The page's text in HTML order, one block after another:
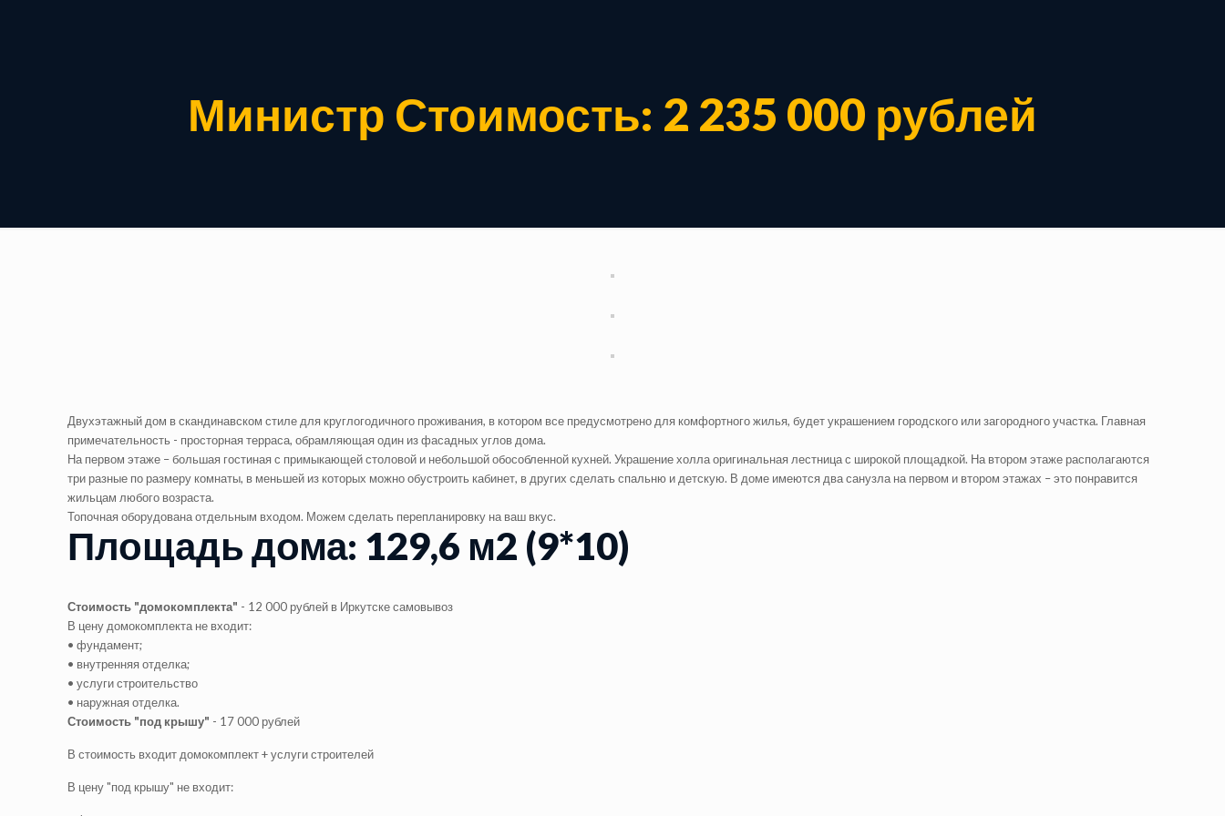
Министр Стоимость: 2 235 000 рублей
Двухэтажный дом в скандинавском стиле для круглогодичного проживания, в котором все предусмотрено для комфортного жилья, будет украшением городского или загородного участка. Главная
примечательность - просторная терраса, обрамляющая один из фасадных углов дома.
На первом этаже – большая гостиная с примыкающей столовой и небольшой обособленной кухней. Украшение холла оригинальная лестница с широкой площадкой. На втором этаже располагаются
три разные по размеру комнаты, в меньшей из которых можно обустроить кабинет, в других сделать спальню и детскую. В доме имеются два санузла на первом и втором этажах – это понравится
жильцам любого возраста.
Топочная оборудована отдельным входом. Можем сделать перепланировку на ваш вкус.
Площадь дома: 129,6 м2 (9*10)
Стоимость "домокомплекта" - 12 000 рублей в Иркутске самовывоз
В цену домокомплекта не входит:
• фундамент;
• внутренняя отделка;
• услуги строительство
• наружная отделка.
Стоимость "под крышу" - 17 000 рублей
В стоимость входит домокомплект + услуги строителей
В цену "под крышу" не входит: